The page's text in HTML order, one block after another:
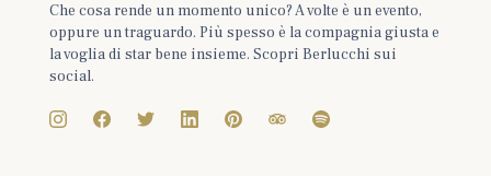
Che cosa rende un momento unico? A volte è un evento,
oppure un traguardo. Più spesso è la compagnia giusta e
la voglia di star bene insieme. Scopri Berlucchi sui
social.